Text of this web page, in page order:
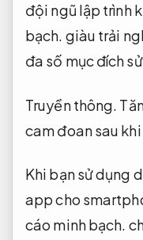
đội ngũ lập trình
bạch. giàu trải
đa số mục đích
Truyền thông.
cam đoan sau
Khi bạn sử dụng
app cho
cáo minh bạch.